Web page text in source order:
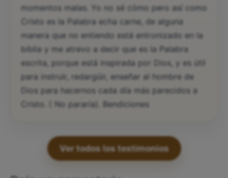
momentos malas. Yo no sé cómo pero así como
Cristo es la Palabra echa carne, de alguna
manera que no entiendo está entronizado en la
biblia y me atrevo a decir que es la Palabra
escrita, porque está inspirada por Dios, y es útil
para instruir, redargüir, enseñar al hombre de
Dios para hacernos cada día más parecidos a
Cristo. ( No pararía). Bendiciones
Ver todos los testimonios